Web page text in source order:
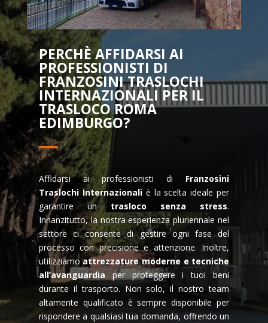
PERCHÈ AFFIDARSI AI
PROFESSIONISTI DI
FRANZOSINI TRASLOCHI
INTERNAZIONALI PER IL
TRASLOCO ROMA
EDIMBURGO?
Affidarsi ai professionisti di Franzosini
Traslochi Internazionaliè la scelta ideale per
garantire un trasloco senza stress.
Innanzitutto, la nostra esperienza pluriennale nel
settore ci consente di gestire ogni fase del
processo con precisione e attenzione. Inoltre,
utilizziamoattrezzature moderne e tecniche
all’avanguardiaper proteggere i tuoi beni
durante il trasporto. Non solo, il nostro team
altamente qualificato è sempre disponibile per
rispondere a qualsiasi tua domanda, offrendo un